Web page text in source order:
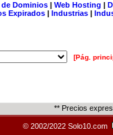
Dominios| Web Hosting |
Expirados | Industrias |
[Pág.
** Precios
© 2002/2022 Solo10.com